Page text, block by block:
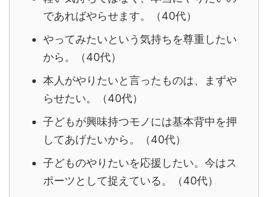
であればやらせます。（40代）
やってみたいという気持ちを尊重したい
から。（40代）
本人がやりたいと言ったものは、まずや
らせたい。（40代）
子どもが興味持つモノには基本背中を押
してあげたいから。（40代）
子どものやりたいを応援したい。今はス
ポーツとして捉えている。（40代）